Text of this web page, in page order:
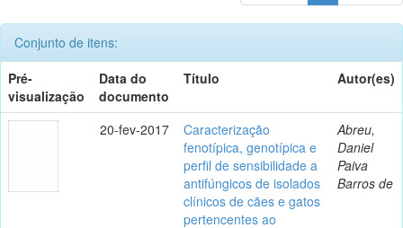
Conjunto de itens:
Pré-
visualização
Data do
documento
Título Autor(es)
20-fev-2017
Caracterização
fenotípica, genotípica e
perfil de sensibilidade a
antifúngicos de isolados
clínicos de cães e gatos
pertencentes ao
Abreu,
Daniel
Paiva
Barros de